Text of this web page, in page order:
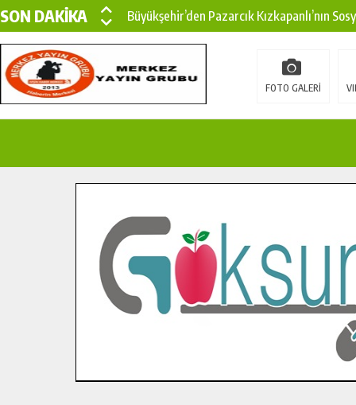
SON DAKİKA
Büyükşehir’den Pazarcık Kızkapanlı’nın
Büyükşehir’den Pazarcık Kırsalına Modern
Çin’den KSÜ’ye Uluslararası Başarı:
İlçe Jandarma Komutanı Karakaya’dan
Bertiz’in Yeni Köprüsünde Sona Doğru.
FOTO GALERİ